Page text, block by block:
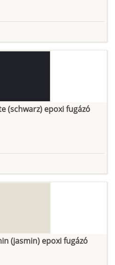
(schwarz) epoxi fugázó
(jasmin) epoxi fugázó